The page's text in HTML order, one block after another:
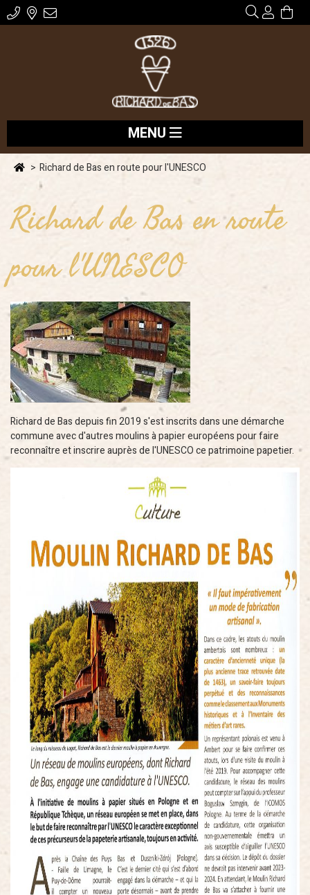
MENU
Richard de Bas en route pour l'UNESCO
Richard de Bas en route
pour l'UNESCO
Richard de Bas depuis fin 2019 s'est inscrits dans une démarche
commune avec d'autres moulins à papier européens pour faire
reconnaître et inscrire auprès de l'UNESCO ce patrimoine papetier.